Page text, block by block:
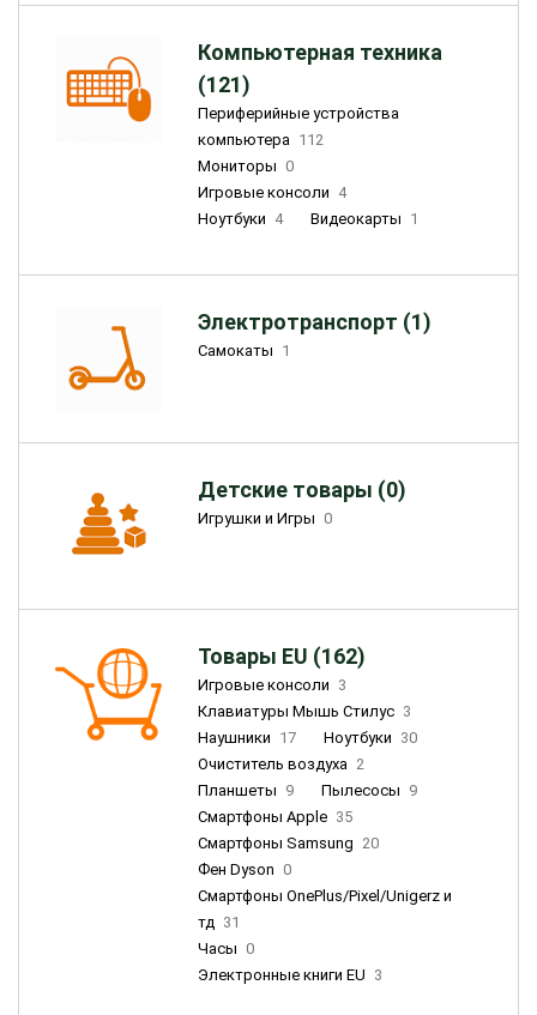
Компьютерная техника
(121)
Периферийные устройства
компьютера 112
Мониторы 0
Игровые консоли 4
Ноутбуки 4 Видеокарты 1
Электротранспорт (1)
Самокаты 1
Детские товары (0)
Игрушки и Игры 0
Товары EU (162)
Игровые консоли 3
Клавиатуры Мышь Стилус 3
Наушники 17 Ноутбуки 30
Очиститель воздуха 2
Планшеты 9 Пылесосы 9
Смартфоны Apple 35
Смартфоны Samsung 20
Фен Dyson 0
Смартфоны OnePlus/Pixel/Unigerz и
тд 31
Часы 0
Электронные книги EU 3